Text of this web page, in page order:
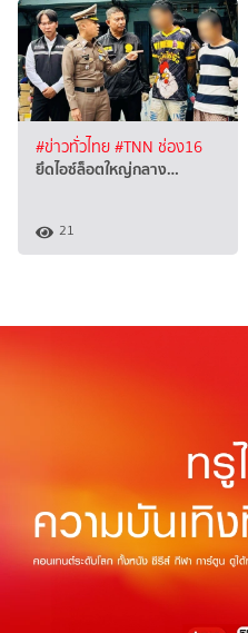
#ข่าวทั่วไทย#TNN ช่อง16
ยึดไอซ์ล็อตใหญ่กลาง…
21